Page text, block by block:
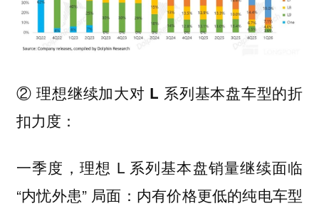
② 理想继续加大对 L 系列基本盘车型的折
扣力度：
一季度，理想 L 系列基本盘销量继续面临
“内忧外患” 局面：内有价格更低的纯电车型